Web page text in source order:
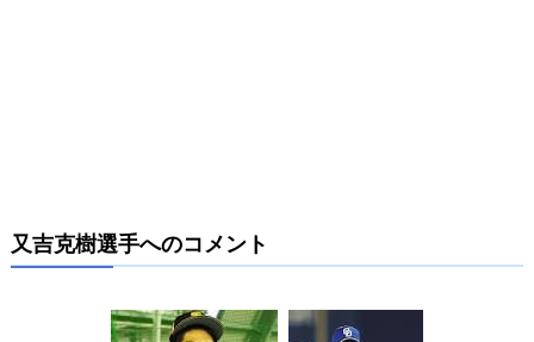
又吉克樹選手へのコメント